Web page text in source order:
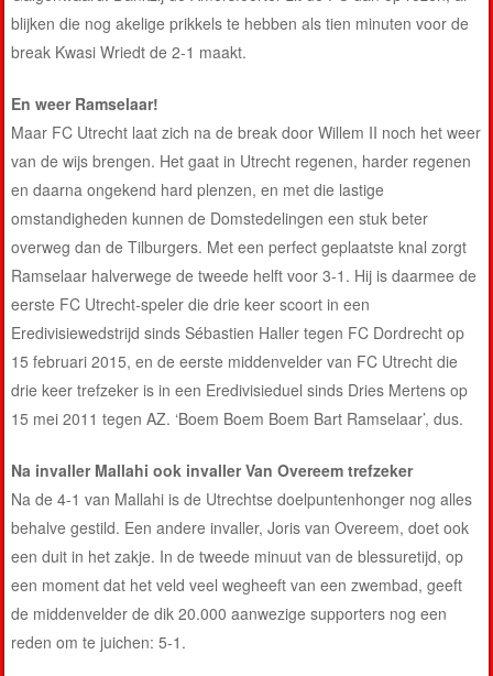
blijken die nog akelige prikkels te hebben als tien minuten voor de
break Kwasi Wriedt de 2-1 maakt.
En weer Ramselaar!
Maar FC Utrecht laat zich na de break door Willem II noch het weer
van de wijs brengen. Het gaat in Utrecht regenen, harder regenen
en daarna ongekend hard plenzen, en met die lastige
omstandigheden kunnen de Domstedelingen een stuk beter
overweg dan de Tilburgers. Met een perfect geplaatste knal zorgt
Ramselaar halverwege de tweede helft voor 3-1. Hij is daarmee de
eerste FC Utrecht-speler die drie keer scoort in een
Eredivisiewedstrijd sinds Sébastien Haller tegen FC Dordrecht op
15 februari 2015, en de eerste middenvelder van FC Utrecht die
drie keer trefzeker is in een Eredivisieduel sinds Dries Mertens op
15 mei 2011 tegen AZ. ‘Boem Boem Boem Bart Ramselaar’, dus.
Na invaller Mallahi ook invaller Van Overeem trefzeker
Na de 4-1 van Mallahi is de Utrechtse doelpuntenhonger nog alles
behalve gestild. Een andere invaller, Joris van Overeem, doet ook
een duit in het zakje. In de tweede minuut van de blessuretijd, op
een moment dat het veld veel wegheeft van een zwembad, geeft
de middenvelder de dik 20.000 aanwezige supporters nog een
reden om te juichen: 5-1.